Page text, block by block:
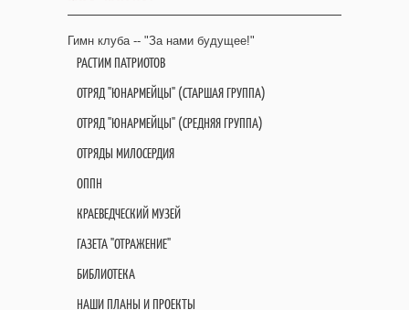
Гимн клуба -- "За нами будущее!"
РАСТИМ ПАТРИОТОВ
ОТРЯД "ЮНАРМЕЙЦЫ" (СТАРШАЯ ГРУППА)
ОТРЯД "ЮНАРМЕЙЦЫ" (СРЕДНЯЯ ГРУППА)
ОТРЯДЫ МИЛОСЕРДИЯ
ОППН
КРАЕВЕДЧЕСКИЙ МУЗЕЙ
ГАЗЕТА "ОТРАЖЕНИЕ"
БИБЛИОТЕКА
НАШИ ПЛАНЫ И ПРОЕКТЫ